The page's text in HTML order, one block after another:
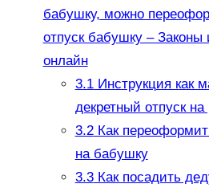
бабушку, можно
отпуск бабушку – Законы
онлайн
3.1Инструкция как
декретный отпуск на
3.2Как
на бабушку
3.3Как посадить